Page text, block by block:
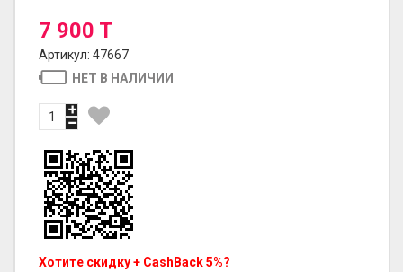
7 900 T
Артикул: 47667
НЕТ В НАЛИЧИИ
Хотите скидку + CashBack 5%?